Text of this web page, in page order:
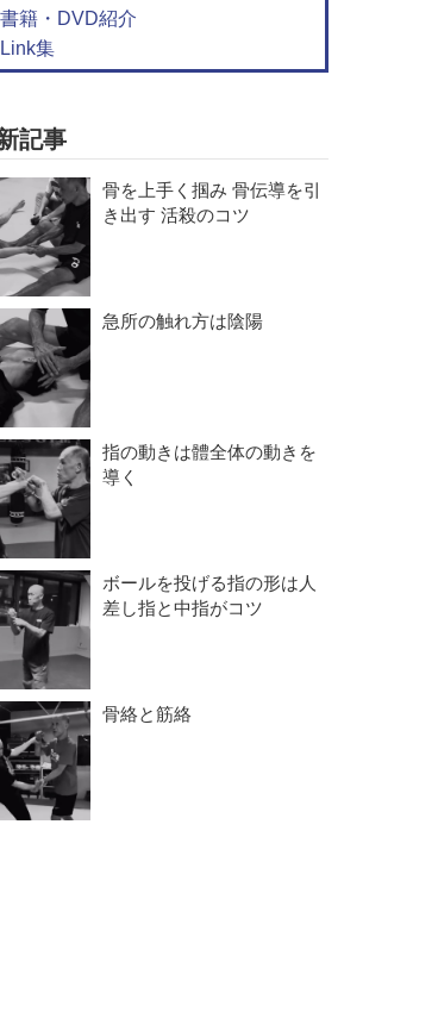
籍・DVD紹介
集
記事
骨を上手く掴み 骨伝導を引
き出す 活殺のコツ
急所の触れ方は陰陽
指の動きは體全体の動きを
導く
ボールを投げる指の形は人
差し指と中指がコツ
骨絡と筋絡